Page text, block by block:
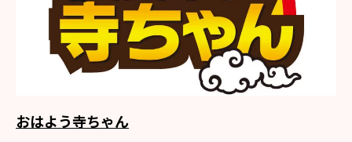
おはよう寺ちゃん